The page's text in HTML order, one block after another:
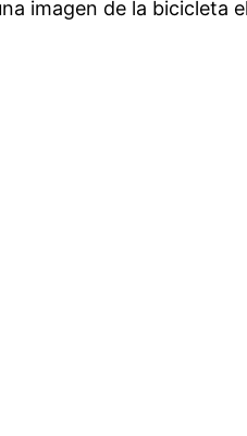
imagen de la bicicleta